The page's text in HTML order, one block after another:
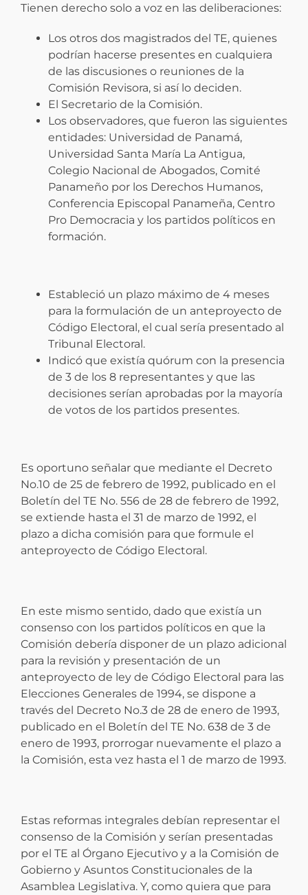
Tienen derecho solo a voz en las deliberaciones:
Los otros dos magistrados del TE, quienes
podrían hacerse presentes en cualquiera
de las discusiones o reuniones de la
Comisión Revisora, si así lo deciden.
El Secretario de la Comisión.
Los observadores, que fueron las siguientes
entidades: Universidad de Panamá,
Universidad Santa María La Antigua,
Colegio Nacional de Abogados, Comité
Panameño por los Derechos Humanos,
Conferencia Episcopal Panameña, Centro
Pro Democracia y los partidos políticos en
formación.
Estableció un plazo máximo de 4 meses
para la formulación de un anteproyecto de
Código Electoral, el cual sería presentado al
Tribunal Electoral.
Indicó que existía quórum con la presencia
de 3 de los 8 representantes y que las
decisiones serían aprobadas por la mayoría
de votos de los partidos presentes.
Es oportuno señalar que mediante el Decreto
No.10 de 25 de febrero de 1992, publicado en el
Boletín del TE No. 556 de 28 de febrero de 1992,
se extiende hasta el 31 de marzo de 1992, el
plazo a dicha comisión para que formule el
anteproyecto de Código Electoral.
En este mismo sentido, dado que existía un
consenso con los partidos políticos en que la
Comisión debería disponer de un plazo adicional
para la revisión y presentación de un
anteproyecto de ley de Código Electoral para las
Elecciones Generales de 1994, se dispone a
través del Decreto No.3 de 28 de enero de 1993,
publicado en el Boletín del TE No. 638 de 3 de
enero de 1993, prorrogar nuevamente el plazo a
la Comisión, esta vez hasta el 1 de marzo de 1993.
Estas reformas integrales debían representar el
consenso de la Comisión y serían presentadas
por el TE al Órgano Ejecutivo y a la Comisión de
Gobierno y Asuntos Constitucionales de la
Asamblea Legislativa. Y, como quiera que para